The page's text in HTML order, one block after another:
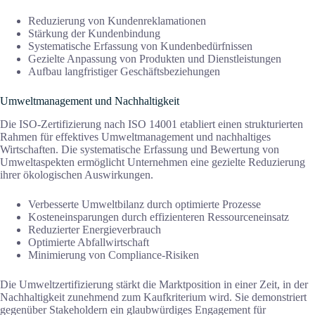
Reduzierung von Kundenreklamationen
Stärkung der Kundenbindung
Systematische Erfassung von Kundenbedürfnissen
Gezielte Anpassung von Produkten und Dienstleistungen
Aufbau langfristiger Geschäftsbeziehungen
Umweltmanagement und Nachhaltigkeit
Die ISO-Zertifizierung nach ISO 14001 etabliert einen strukturierten
Rahmen für effektives Umweltmanagement und nachhaltiges
Wirtschaften. Die systematische Erfassung und Bewertung von
Umweltaspekten ermöglicht Unternehmen eine gezielte Reduzierung
ihrer ökologischen Auswirkungen.
Verbesserte Umweltbilanz durch optimierte Prozesse
Kosteneinsparungen durch effizienteren Ressourceneinsatz
Reduzierter Energieverbrauch
Optimierte Abfallwirtschaft
Minimierung von Compliance-Risiken
Die Umweltzertifizierung stärkt die Marktposition in einer Zeit, in der
Nachhaltigkeit zunehmend zum Kaufkriterium wird. Sie demonstriert
gegenüber Stakeholdern ein glaubwürdiges Engagement für